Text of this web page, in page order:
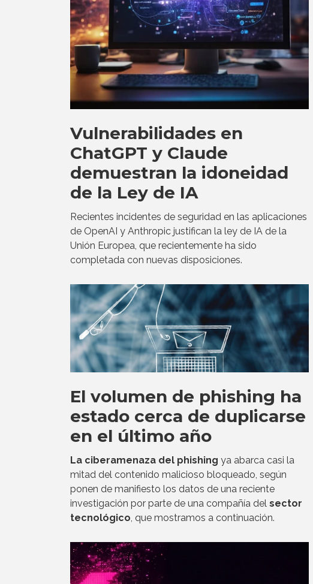
Vulnerabilidades en
ChatGPT y Claude
demuestran la idoneidad
de la Ley de IA
Recientes incidentes de seguridad en las aplicaciones
de OpenAI y Anthropic justifican la ley de IA de la
Unión Europea, que recientemente ha sido
completada con nuevas disposiciones.
El volumen de phishing ha
estado cerca de duplicarse
en el último año
La ciberamenaza del phishing ya abarca casi la
mitad del contenido malicioso bloqueado, según
ponen de manifiesto los datos de una reciente
investigación por parte de una compañía del sector
tecnológico , que mostramos a continuación.